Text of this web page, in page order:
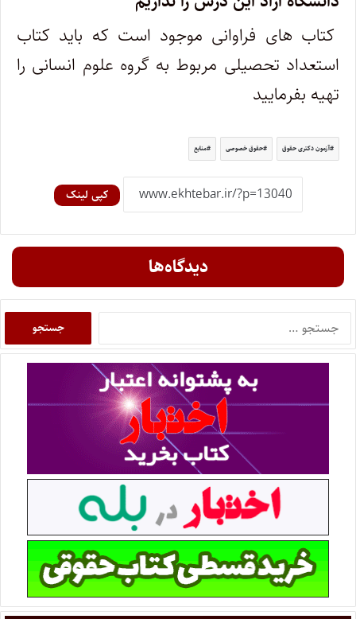
کتاب های فراوانی موجود است که باید کتاب
استعداد تحصیلی مربوط به گروه علوم انسانی را
تهیه بفرمایید
آزمون دکتری حقوق حقوق خصوصی منابع
کپی لینک
دیدگاه‌ها